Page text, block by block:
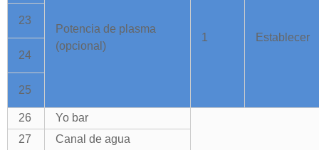
Potencia de plasma
(opcional)
1 Establecer
23
24
25
26 Yo bar
27
Canal de agua